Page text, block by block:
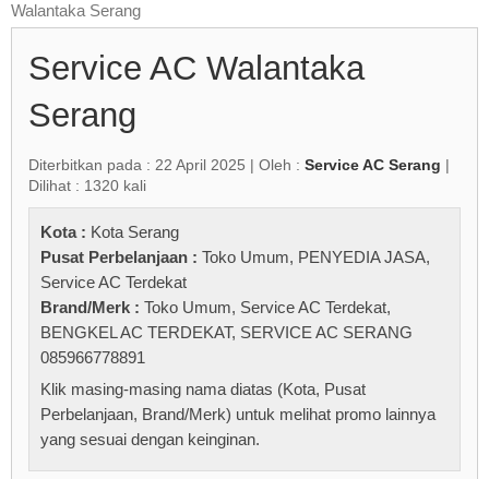
Walantaka Serang
Service AC Walantaka
Serang
Diterbitkan pada : 22 April 2025 | Oleh : Service AC Serang |
Dilihat : 1320 kali
Kota : Kota Serang
Pusat Perbelanjaan : Toko Umum, PENYEDIA JASA,
Service AC Terdekat
Brand/Merk : Toko Umum, Service AC Terdekat,
BENGKEL AC TERDEKAT, SERVICE AC SERANG
085966778891
Klik masing-masing nama diatas (Kota, Pusat
Perbelanjaan, Brand/Merk) untuk melihat promo lainnya
yang sesuai dengan keinginan.